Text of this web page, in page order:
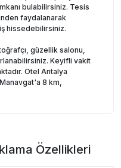
bulabilirsiniz. Tesis
faydalanarak
hissedebilirsiniz.
güzellik salonu,
Keyifli vakit
Otel Antalya
8 km,
Özellikleri